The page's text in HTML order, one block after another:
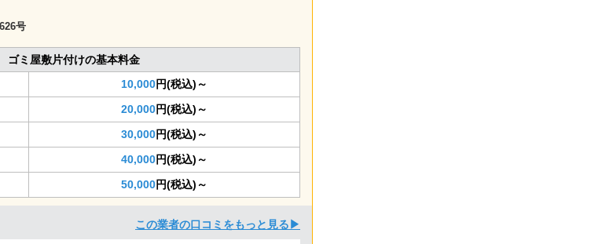
号
ゴミ屋敷片付けの基本料金
10,000円(税込)～
20,000円(税込)～
30,000円(税込)～
40,000円(税込)～
50,000円(税込)～
この業者の口コミをもっと見る▶